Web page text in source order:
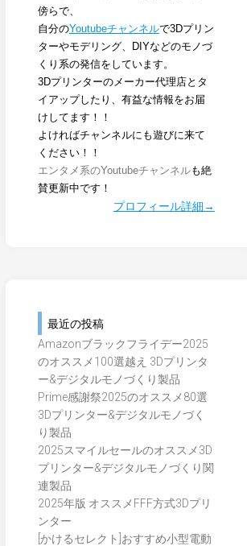
傍らで、
自分のYoutubeチャンネルで3Dプリン
ターやモデリング、DIYなどのモノづ
くり系の発信をしています。
3Dプリンターのメーカー代理店とタ
イアップしたり、有益な情報をお届
けしてます！！
よければチャンネルにも遊びに来て
ください！！
エンタメ系のYoutubeチャンネルも絶
賛更新中です！
プロフィール詳細→
最近の投稿
Amazonブラックフライデー2025
のオススメ100選越え 3Dプリンタ
ー&デジタルモノづくり製品
Prime感謝祭2025のオススメ80選
3Dプリンター&デジタルモノづく
り製品
2025スマイルセールのオススメ3D
プリンター&デジタルモノづくり関
連製品
2025年版 オススメFFF方式3Dプリ
ンター
[かけるセレクト]おすすめ小型電動